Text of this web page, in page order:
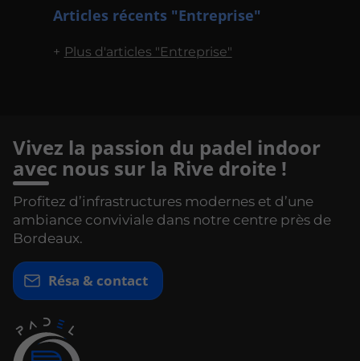
Articles récents "Entreprise"
Plus d'articles "Entreprise"
Vivez la passion du padel indoor
avec nous sur la Rive droite !
Profitez d’infrastructures modernes et d’une
ambiance conviviale dans notre centre près de
Bordeaux.
Résa & contact